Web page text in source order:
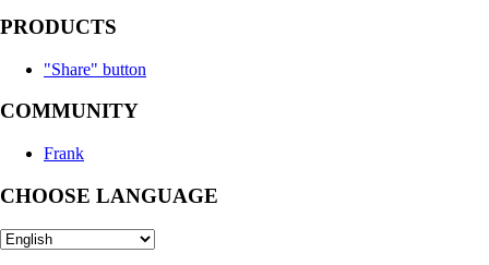
PRODUCTS
"Share" button
COMMUNITY
Frank
CHOOSE LANGUAGE